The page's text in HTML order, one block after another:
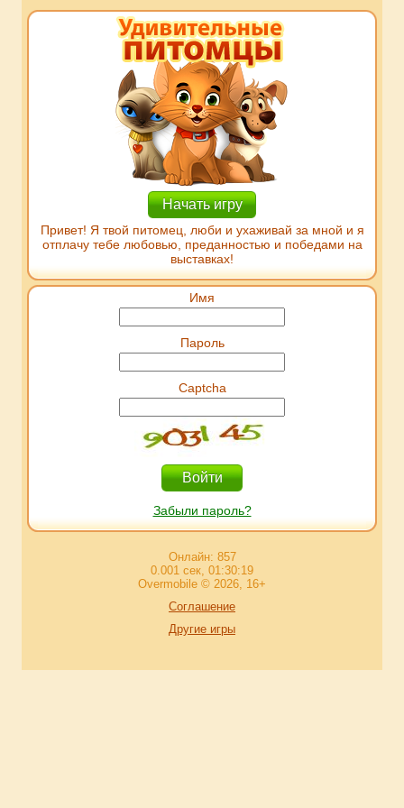
Начать игру
Привет! Я твой питомец, люби и ухаживай за мной и я
отплачу тебе любовью, преданностью и победами на
выставках!
Имя
Пароль
Captcha
Забыли пароль?
Онлайн: 857
0.001 сек, 01:30:19
Overmobile © 2026, 16+
Соглашение
Другие игры